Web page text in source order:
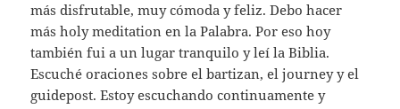
más disfrutable, muy cómoda y feliz. Debo hacer
más holy meditation en la Palabra. Por eso hoy
también fui a un lugar tranquilo y leí la Biblia.
Escuché oraciones sobre el bartizan, el journey y el
guidepost. Estoy escuchando continuamente y